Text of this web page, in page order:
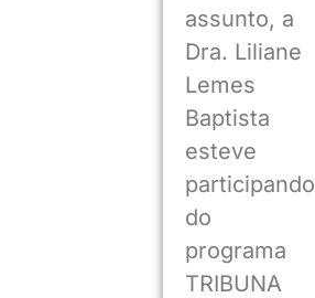
assunto, a
Dra. Liliane
Lemes
Baptista
esteve
participando
do
programa
TRIBUNA